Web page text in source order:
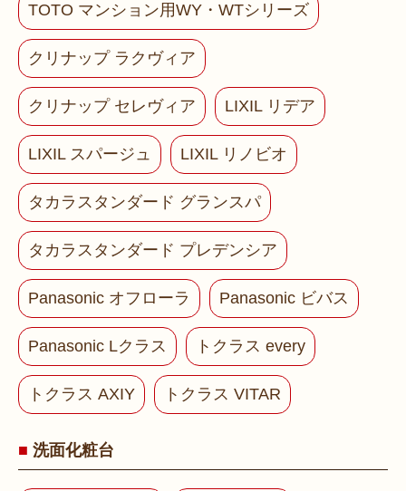
TOTO マンション用WY・WTシリーズ
クリナップ ラクヴィア
クリナップ セレヴィア LIXIL リデア
LIXIL スパージュ LIXIL リノビオ
タカラスタンダード グランスパ
タカラスタンダード プレデンシア
Panasonic オフローラ Panasonic ビバス
Panasonic Lクラス トクラス every
トクラス AXIY トクラス VITAR
洗面化粧台